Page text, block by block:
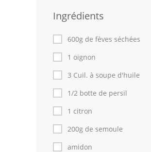
Fêtes Religieuses
Chefs
Forum
Thèmes
Espace Personnel
Ingrédients
600g de fèves séchées
1 oignon
3 Cuil. à soupe d'huile
1/2 botte de persil
1 citron
200g de semoule
amidon